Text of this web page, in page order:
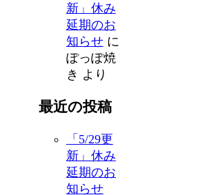
新」休み
延期のお
知らせに
ぽっぽ焼
き より
最近の投稿
「5/29更
新」休み
延期のお
知らせ